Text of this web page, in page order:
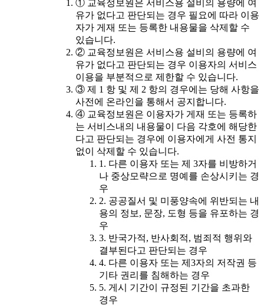
① 교육정보원은 서비스용 설비의 용량에 여
유가 없다고 판단되는 경우 필요에 따라 이용
자가 게재 또는 등록한 내용물을 삭제할 수
있습니다.
② 교육정보원은 서비스용 설비의 용량에 여
유가 없다고 판단되는 경우 이용자의 서비스
이용을 부분적으로 제한할 수 있습니다.
③ 제 1 항 및 제 2 항의 경우에는 당해 사항을
사전에 온라인을 통해서 공지합니다.
④ 교육정보원은 이용자가 게재 또는 등록하
는 서비스내의 내용물이 다음 각호에 해당한
다고 판단되는 경우에 이용자에게 사전 통지
없이 삭제할 수 있습니다.
1. 다른 이용자 또는 제 3자를 비방하거
나 중상모략으로 명예를 손상시키는 경
우
2. 공공질서 및 미풍양속에 위반되는 내
용의 정보, 문장, 도형 등을 유포하는 경
우
3. 반국가적, 반사회적, 범죄적 행위와
결부된다고 판단되는 경우
4. 다른 이용자 또는 제3자의 저작권 등
기타 권리를 침해하는 경우
5. 게시 기간이 규정된 기간을 초과한
경우